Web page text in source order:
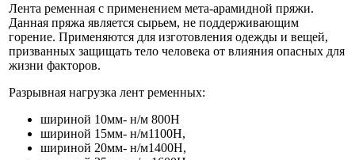
Лента ременная с применением мета-арамидной пряжи.
Данная пряжа является сырьем, не поддерживающим
горение. Применяются для изготовления одежды и вещей,
призванных защищать тело человека от влияния опасных для
жизни факторов.
Разрывная нагрузка лент ременных:
шириной 10мм- н/м 800Н
шириной 15мм- н/м1100Н,
шириной 20мм- н/м1400Н,